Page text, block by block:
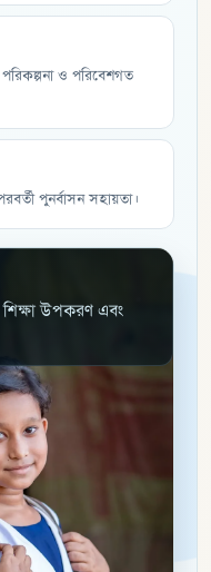
ও পরিবেশগত
পুনর্বাসন সহায়তা।
শিক্ষা উপকরণ এবং